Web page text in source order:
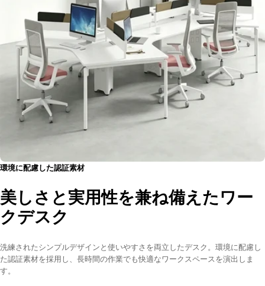
環境に配慮した認証素材
美しさと実用性を兼ね備えたワー
クデスク
洗練されたシンプルデザインと使いやすさを両立したデスク。環境に配慮し
た認証素材を採用し、長時間の作業でも快適なワークスペースを演出しま
す。